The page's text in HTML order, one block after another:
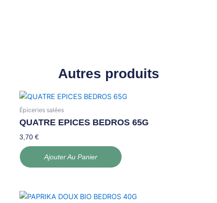
Autres produits
Épiceries salées
QUATRE EPICES BEDROS 65G
3,70€
Ajouter Au Panier